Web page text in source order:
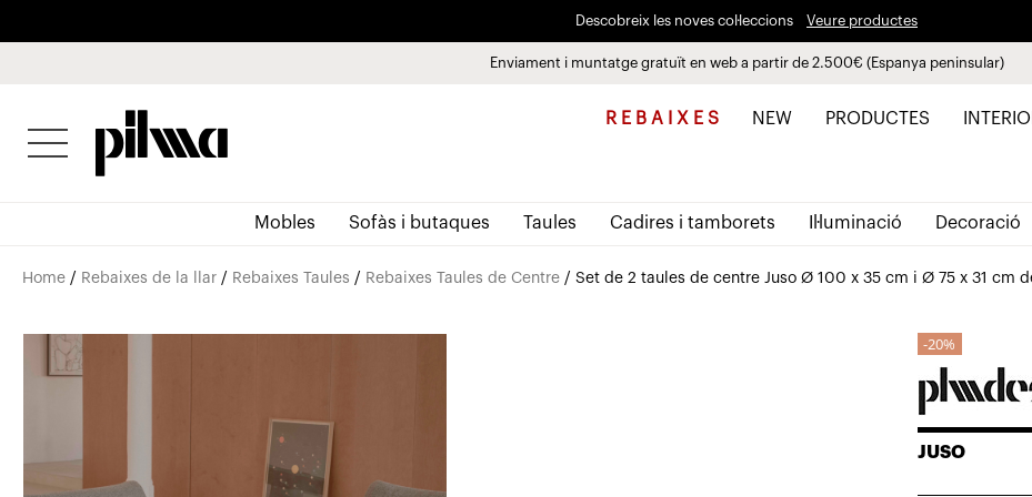
Paga a plaços fins a 3 mesos sense interessos 0% TAE
Descobreix les noves col·leccions Veure productes
Enviament i muntatge gratuït en web a partir de 2.500€ (Espanya peninsular)
pilma R E B A I X E S NEW PRODUCTES
Mobles Sofàs i butaques Taules Cadires i tamborets Il·luminació Decoració
Home / Rebaixes de la llar / Rebaixes Taules / Rebaixes Taules de Centre / Set de 2 taules de centre Juso Ø 100 x 35 cm i Ø 75 x 31 cm
20%
JUSO